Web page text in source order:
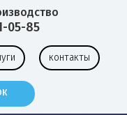
05-85
контакты